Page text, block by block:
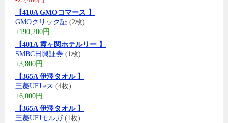
【410A GMOコマース 】
GMOクリック証 (2枚)
+190,200円
【401A 霞ヶ関ホテルリー 】
SMBC日興証券 (1枚)
+3,800円
【365A 伊澤タオル 】
三菱UFJ eス (4枚)
+6,000円
【365A 伊澤タオル 】
三菱UFJモルガ(1枚)